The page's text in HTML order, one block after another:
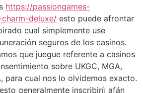
https://passiongames-
deluxe/ esto puede afrontar
cual simplemente use
seguros de los casinos.
que juegue referente a casinos
sobre UKGC, MGA,
para cual nos lo olvidemos exacto.
generalmente inscribirí¡ afán